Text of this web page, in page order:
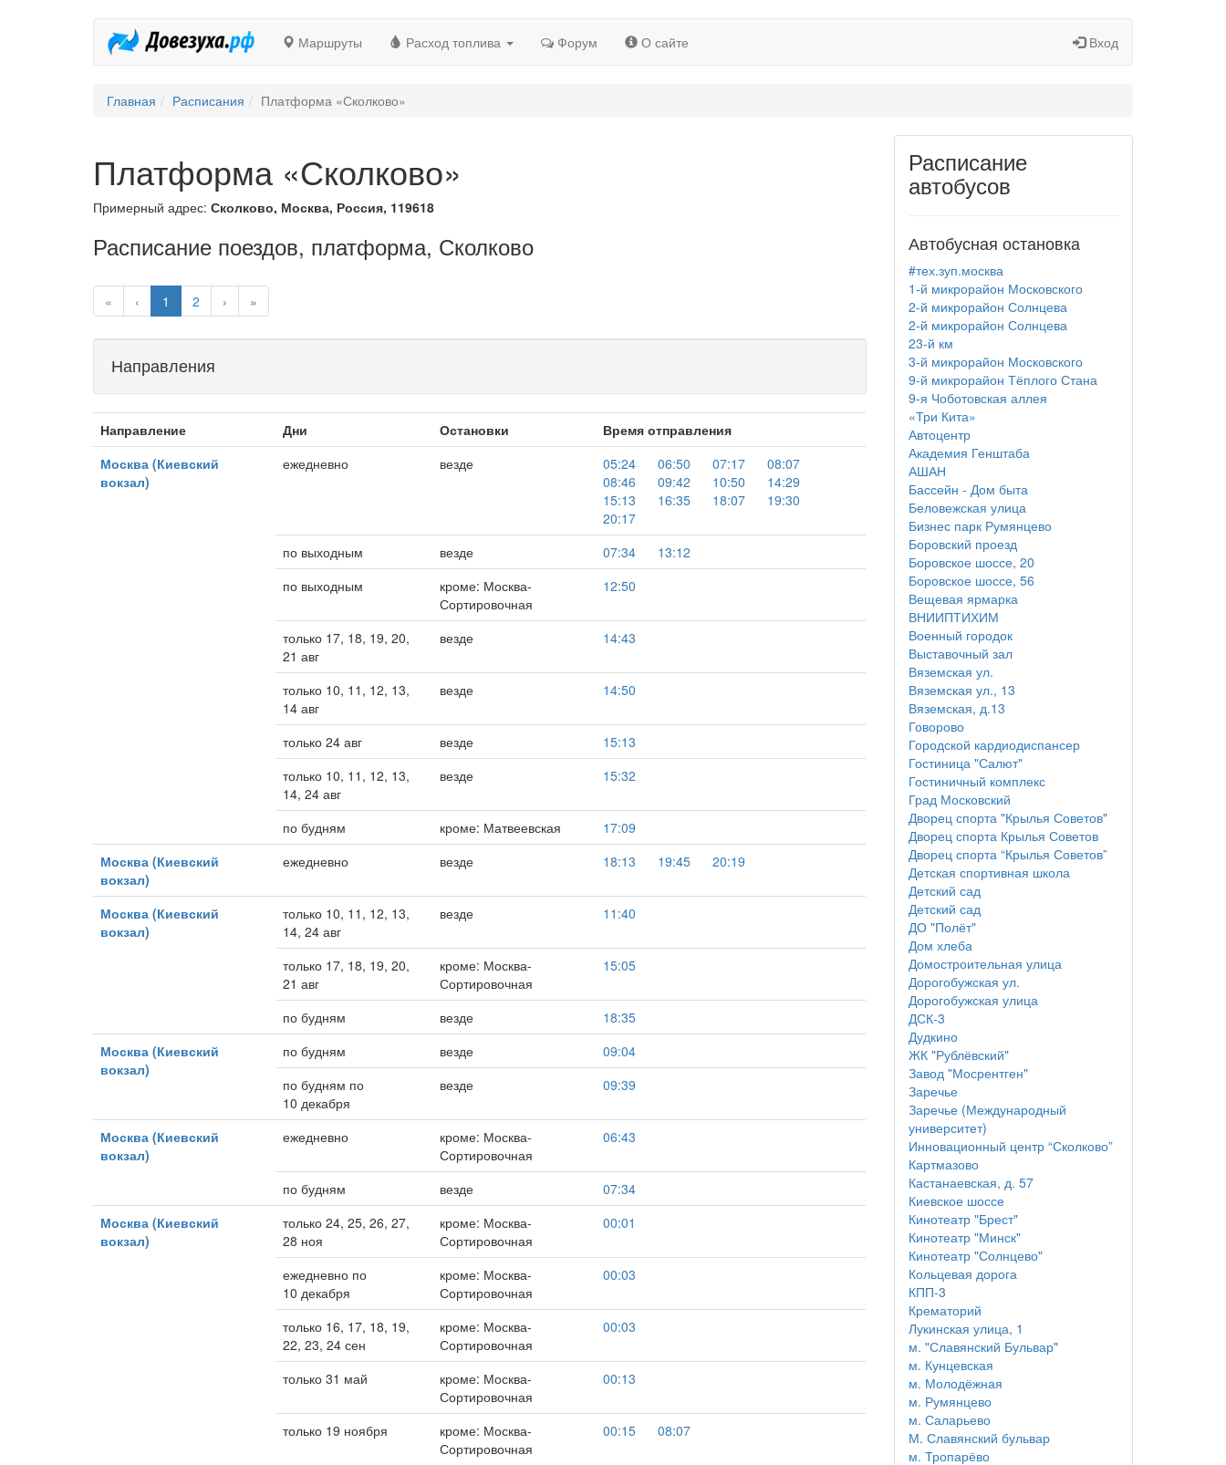
Маршруты Расход топлива Форум О сайте Вход
Главная Расписания Платформа «Сколково»
Платформа «Сколково»
Примерный адрес: Сколково, Москва, Россия, 119618
Расписание поездов, платформа, Сколково
« ‹ 1 2 › »
Направления
Направление Дни Остановки
Время отправления
Москва (Киевский
вокзал)
ежедневно везде 05:24 06:50 07:17
08:07
08:46
09:42 10:50
14:29
15:13
16:35 18:07
19:30
20:17
по выходным
везде 07:34
13:12
по выходным
кроме: Москва-
Сортировочная
12:50
только 17, 18, 19, 20,
21 авг
везде 14:43
только 10, 11, 12, 13,
14 авг
везде 14:50
только 24 авг везде
15:13
только 10, 11, 12, 13,
14, 24 авг
везде 15:32
по будням кроме: Матвеевская
17:09
Москва (Киевский
вокзал)
ежедневно везде 18:13 19:45 20:19
Москва (Киевский
вокзал)
только 10, 11, 12, 13,
14, 24 авг
везде 11:40
только 17, 18, 19, 20,
21 авг
кроме: Москва-
Сортировочная
15:05
по будням везде
18:35
Москва (Киевский
вокзал)
по будням везде
09:04
по будням по
10 декабря
везде 09:39
Москва (Киевский
вокзал)
ежедневно
кроме: Москва-
Сортировочная
06:43
по будням везде
07:34
Москва (Киевский
вокзал)
только 24, 25, 26, 27,
28 ноя
кроме: Москва-
Сортировочная
00:01
ежедневно по
10 декабря
кроме: Москва-
Сортировочная
00:03
только 16, 17, 18, 19,
22, 23, 24 сен
кроме: Москва-
Сортировочная
00:03
только 31 май
кроме: Москва-
Сортировочная
00:13
только 19 ноября
кроме: Москва-
Сортировочная
00:15 08:07
Расписание
автобусов
Автобусная остановка
#тех.зуп.москва
1-й микрорайон Московского
2-й микрорайон Солнцева
2-й микрорайон Солнцева
23-й км
3-й микрорайон Московского
9-й микрорайон Тёплого Стана
9-я Чоботовская аллея
«Три Кита»
Автоцентр
Академия Генштаба
АШАН
Бассейн - Дом быта
Беловежская улица
Бизнес парк Румянцево
Боровский проезд
Боровское шоссе, 20
Боровское шоссе, 56
Вещевая ярмарка
ВНИИПТИХИМ
Военный городок
Выставочный зал
Вяземская ул.
Вяземская ул., 13
Вяземская, д.13
Говорово
Городской кардиодиспансер
Гостиница "Салют"
Гостиничный комплекс
Град Московский
Дворец спорта "Крылья Советов"
Дворец спорта Крылья Советов
Дворец спорта “Крылья Советов”
Детская спортивная школа
Детский сад
Детский сад
ДО "Полёт"
Дом хлеба
Домостроительная улица
Дорогобужская ул.
Дорогобужская улица
ДСК-3
Дудкино
ЖК "Рублёвский"
Завод "Мосрентген"
Заречье
Заречье (Международный
университет)
Инновационный центр “Сколково”
Картмазово
Кастанаевская, д. 57
Киевское шоссе
Кинотеатр "Брест"
Кинотеатр "Минск"
Кинотеатр "Солнцево"
Кольцевая дорога
КПП-3
Крематорий
Лукинская улица, 1
м. "Славянский Бульвар"
м. Кунцевская
м. Молодёжная
м. Румянцево
м. Саларьево
М. Славянский бульвар
м. Тропарёво